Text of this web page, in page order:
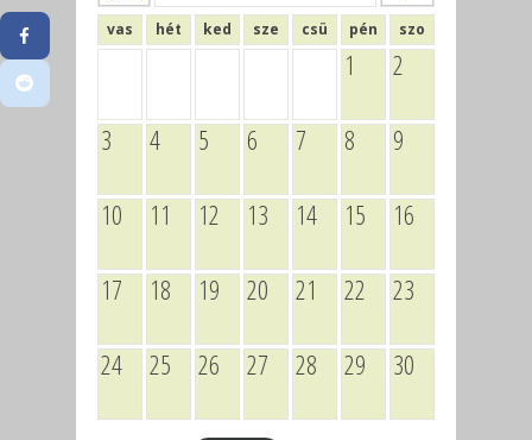
vas hét ked sze csü pén szo
1 2
3 4 5 6 7 8 9
10 11 12 13 14 15 16
17 18 19 20 21 22 23
24 25 26 27 28 29 30